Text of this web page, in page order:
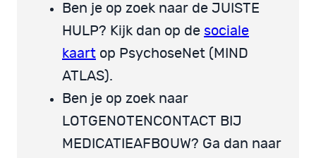
Ben je op zoek naar de JUISTE
HULP? Kijk dan op de sociale
kaart op PsychoseNet (MIND
ATLAS).
Ben je op zoek naar
LOTGENOTENCONTACT BIJ
MEDICATIEAFBOUW? Ga dan naar